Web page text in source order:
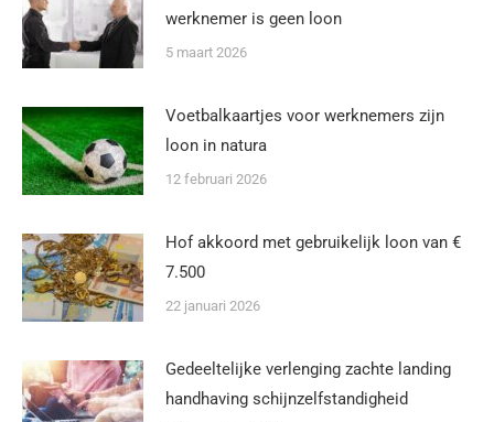
werknemer is geen loon
5 maart 2026
Voetbalkaartjes voor werknemers zijn
loon in natura
12 februari 2026
Hof akkoord met gebruikelijk loon van €
7.500
22 januari 2026
Gedeeltelijke verlenging zachte landing
handhaving schijnzelfstandigheid